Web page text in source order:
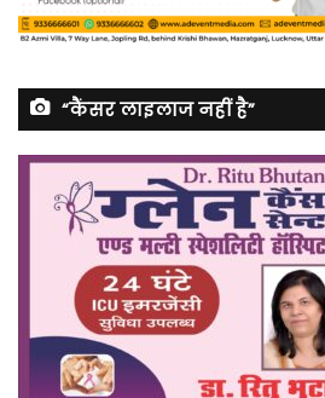
“कैंसर लाइलाज नहीं है”